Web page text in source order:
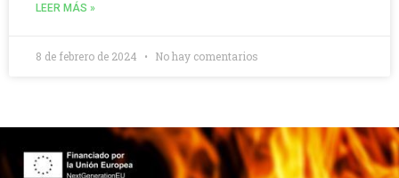
LEER MÁS »
8 de febrero de 2024 No hay comentarios